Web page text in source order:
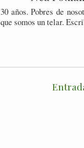
30 años. Pobres de
que somos un telar.